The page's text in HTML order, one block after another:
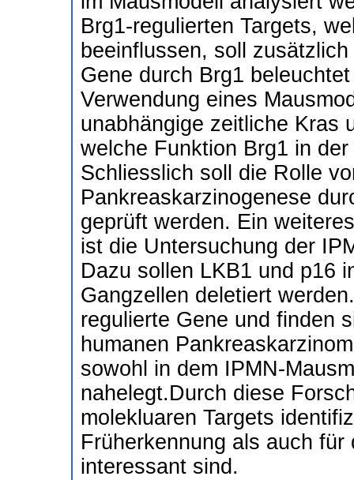
Brg1-regulierten Targets,
beeinflussen, soll
Gene durch Brg1
Verwendung eines
unabhängige zeitliche Kras
welche Funktion Brg1 in
Schliesslich soll die Rolle
Pankreaskarzinogenese
geprüft werden. Ein
ist die Untersuchung der
Dazu sollen LKB1 und p16
Gangzellen deletiert
regulierte Gene und finden
humanen
sowohl in dem IPMN-
nahelegt.Durch diese
molekluaren Targets
Früherkennung als auch
interessant sind.